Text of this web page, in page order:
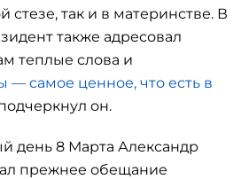
стезе, так и в материнстве. В
также адресовал
теплые слова и
— самое ценное, что есть в
он.
день 8 Марта Александр
прежнее обещание